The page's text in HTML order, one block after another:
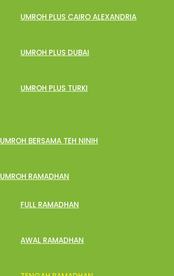
UMROH PLUS CAIRO ALEXANDRIA
UMROH PLUS DUBAI
UMROH PLUS TURKI
UMROH BERSAMA TEH NINIH
UMROH RAMADHAN
FULL RAMADHAN
AWAL RAMADHAN